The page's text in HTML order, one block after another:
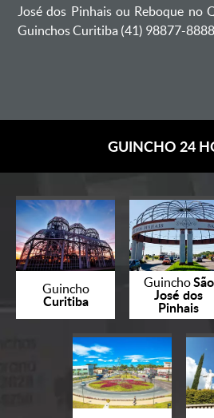
José dos Pinhais ou Reboque no
Guinchos Curitiba (41) 98877-8888
GUINCHO 24
Guincho
Curitiba
GuinchoSão
José dos
Pinhais